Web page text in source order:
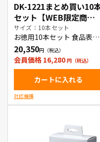
DK-1221まとめ買い10
セット【WEB限定商
品】
サイズ：10本セット
お徳用10本セット 食品表示
ラベル(小)
20,350
会員価格 16,280
カートに入れる
対応機種